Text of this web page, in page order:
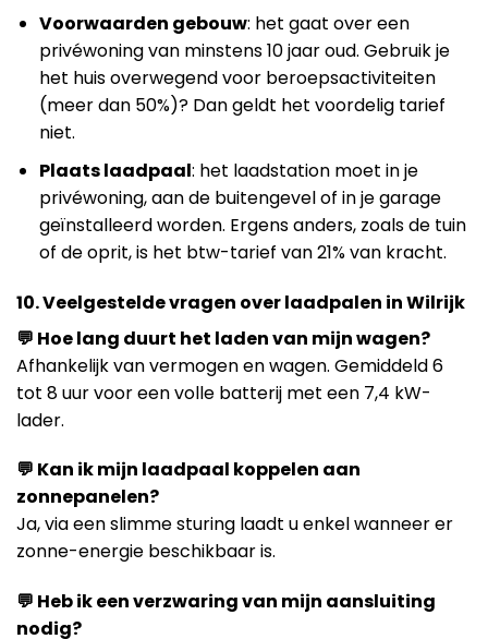
Voorwaarden gebouw: het gaat over een
privéwoning van minstens 10 jaar oud. Gebruik je
het huis overwegend voor beroepsactiviteiten
(meer dan 50%)? Dan geldt het voordelig tarief
niet.
Plaats laadpaal: het laadstation moet in je
privéwoning, aan de buitengevel of in je garage
geïnstalleerd worden. Ergens anders, zoals de tuin
of de oprit, is het btw-tarief van 21% van kracht.
10. Veelgestelde vragen over laadpalen in Wilrijk
💬 Hoe lang duurt het laden van mijn wagen?
Afhankelijk van vermogen en wagen. Gemiddeld 6
tot 8 uur voor een volle batterij met een 7,4 kW-
lader.
💬 Kan ik mijn laadpaal koppelen aan
zonnepanelen?
Ja, via een slimme sturing laadt u enkel wanneer er
zonne-energie beschikbaar is.
💬 Heb ik een verzwaring van mijn aansluiting
nodig?